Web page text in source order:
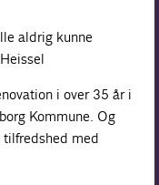
aldrig kunne
i over 35 år i
Kommune. Og
med